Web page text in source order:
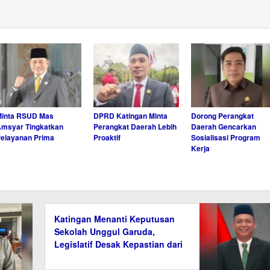
RSUD Mas
Tingkatkan
Prima
DPRD Katingan Minta
Perangkat Daerah Lebih
Proaktif
Dorong Perangkat
Daerah Gencarkan
Sosialisasi Program
Kerja
Katingan Menanti Keputusan
Sekolah Unggul Garuda,
Legislatif Desak Kepastian dari